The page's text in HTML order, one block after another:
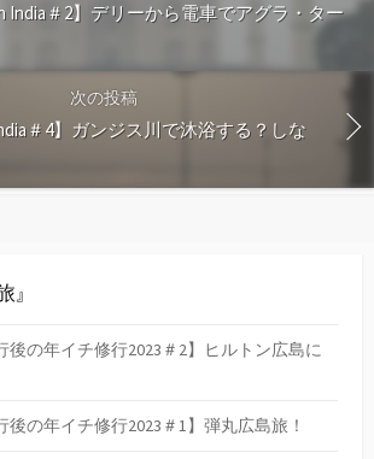
India＃2】デリーから電車でアグラ・ター
次の投稿
＃4】ガンジス川で沐浴する？しな
行後の年イチ修行2023＃2】ヒルトン広島に
後の年イチ修行2023＃1】弾丸広島旅！